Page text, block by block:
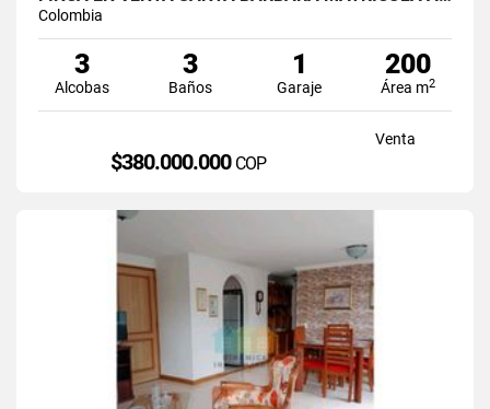
Colombia
3
Alcobas
3
Baños
1
Garaje
200
Área m2
Venta
$380.000.000 COP